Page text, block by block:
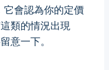
會認為你的定價
類的情況出現
意一下。